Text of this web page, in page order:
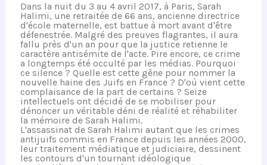
Dans la nuit du 3 au 4 avril 2017, à Paris, Sarah
Halimi, une retraitée de 66 ans, ancienne directrice
d'école maternelle, est battue à mort avant d'être
défenestrée. Malgré des preuves flagrantes, il aura
fallu près d'un an pour que la justice retienne le
caractère antisémite de l'acte. Pire encore, ce crime
a longtemps été occulté par les médias. Pourquoi
ce silence ? Quelle est cette gêne pour nommer la
nouvelle haine des Juifs en France ? D'où vient cette
complaisance de la part de certains ? Seize
intellectuels ont décidé de se mobiliser pour
dénoncer un véritable déni de réalité et réhabiliter
la mémoire de Sarah Halimi.
L'assassinat de Sarah Halimi autant que les crimes
antijuifs commis en France depuis les années 2000,
leur traitement médiatique et judiciaire, dessinent
les contours d'un tournant idéologique